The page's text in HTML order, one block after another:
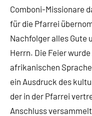
Comboni-Missionare
für die Pfarrei
Nachfolger alles Gute
Herrn. Die Feier
afrikanischen
ein Ausdruck des
der in der Pfarrei
Anschluss